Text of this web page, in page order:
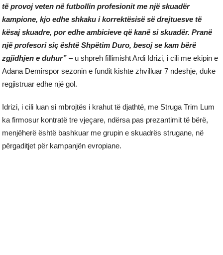
të provoj veten në futbollin profesionit me një skuadër
kampione, kjo edhe shkaku i korrektësisë së drejtuesve të
kësaj skuadre, por edhe ambicieve që kanë si skuadër. Pranë
një profesori siç është Shpëtim Duro, besoj se kam bërë
zgjidhjen e duhur” – u shpreh fillimisht Ardi Idrizi, i cili me ekipin e
Adana Demirspor sezonin e fundit kishte zhvilluar 7 ndeshje, duke
regjistruar edhe një gol.
Idrizi, i cili luan si mbrojtës i krahut të djathtë, me Struga Trim Lum
ka firmosur kontratë tre vjeçare, ndërsa pas prezantimit të bërë,
menjëherë është bashkuar me grupin e skuadrës strugane, në
përgaditjet për kampanjën evropiane.